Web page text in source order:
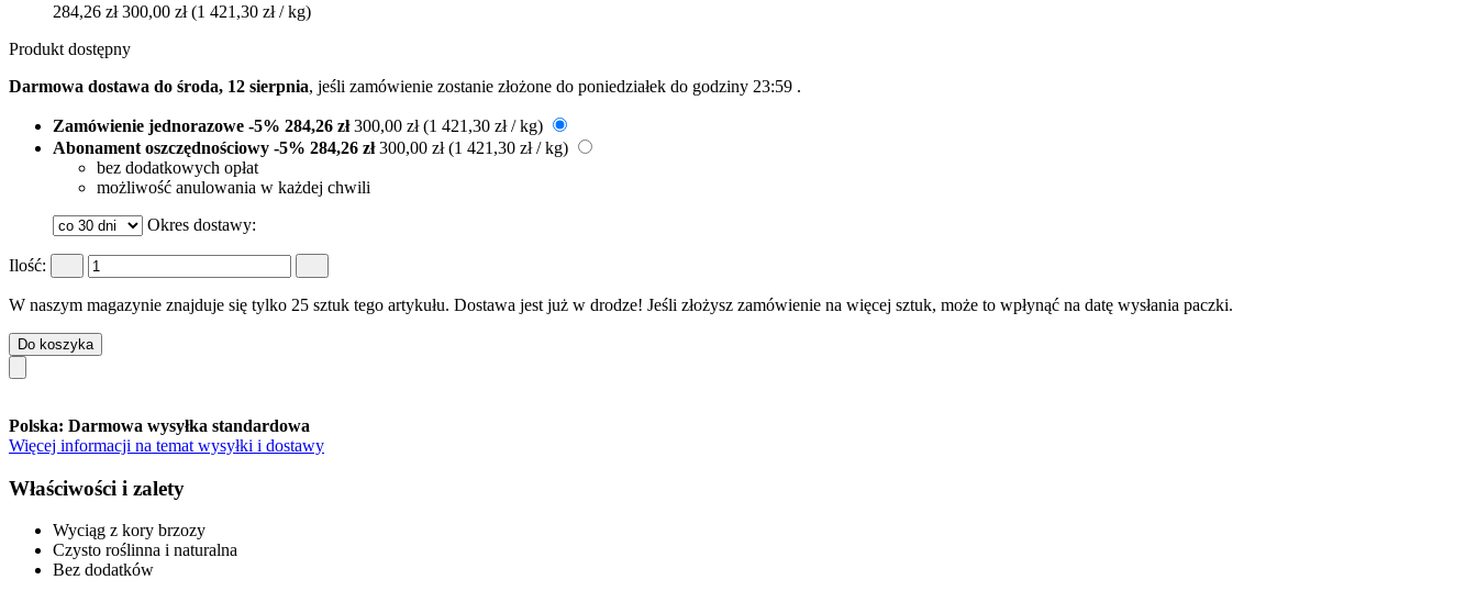
284,26 zł300,00 zł (1 421,30 zł / kg)
Produkt dostępny
Darmowa dostawa do środa, 12 sierpnia, jeśli zamówienie zostanie złożone do poniedziałek do godziny 23:59 .
Zamówienie jednorazowe -5% 284,26 zł 300,00 zł (1 421,30 zł / kg)
Abonament oszczędnościowy -5% 284,26 zł 300,00 zł (1 421,30 zł / kg)
bez dodatkowych opłat
możliwość anulowania w każdej chwili
Okres dostawy:
Ilość:
W naszym magazynie znajduje się tylko 25 sztuk tego artykułu. Dostawa jest już w drodze! Jeśli złożysz zamówienie na więcej sztuk, może to wpłynąć na datę wysłania paczki.
Do koszyka
Polska: Darmowa wysyłka standardowa
Więcej informacji na temat wysyłki i dostawy
Właściwości i zalety
Wyciąg z kory brzozy
Czysto roślinna i naturalna
Bez dodatków